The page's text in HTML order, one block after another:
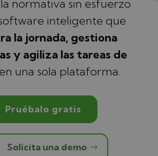
normativa sin esfuerzo
inteligente que
la jornada, gestiona
y agiliza las tareas de
en una sola plataforma.
Pruébalo gratis
Solicita una demo